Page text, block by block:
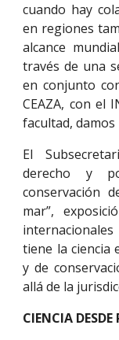
cuando hay
en regiones
alcance
través de una
en conjunto
CEAZA, con el
facultad, damos
El
derecho y
conservación
mar”,
tiene la ciencia
y de
allá de la
CIENCIA DESDE